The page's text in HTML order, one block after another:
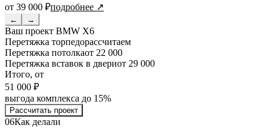
от 39 000 ₽подробнее ↗
← →
Ваш проект BMW X6
Перетяжка торпедорассчитаем
Перетяжка потолкаот 22 000
Перетяжка вставок в двериот 29 000
Итого, от
51 000 ₽
выгода комплекса до 15%
Рассчитать проект
06Как делали